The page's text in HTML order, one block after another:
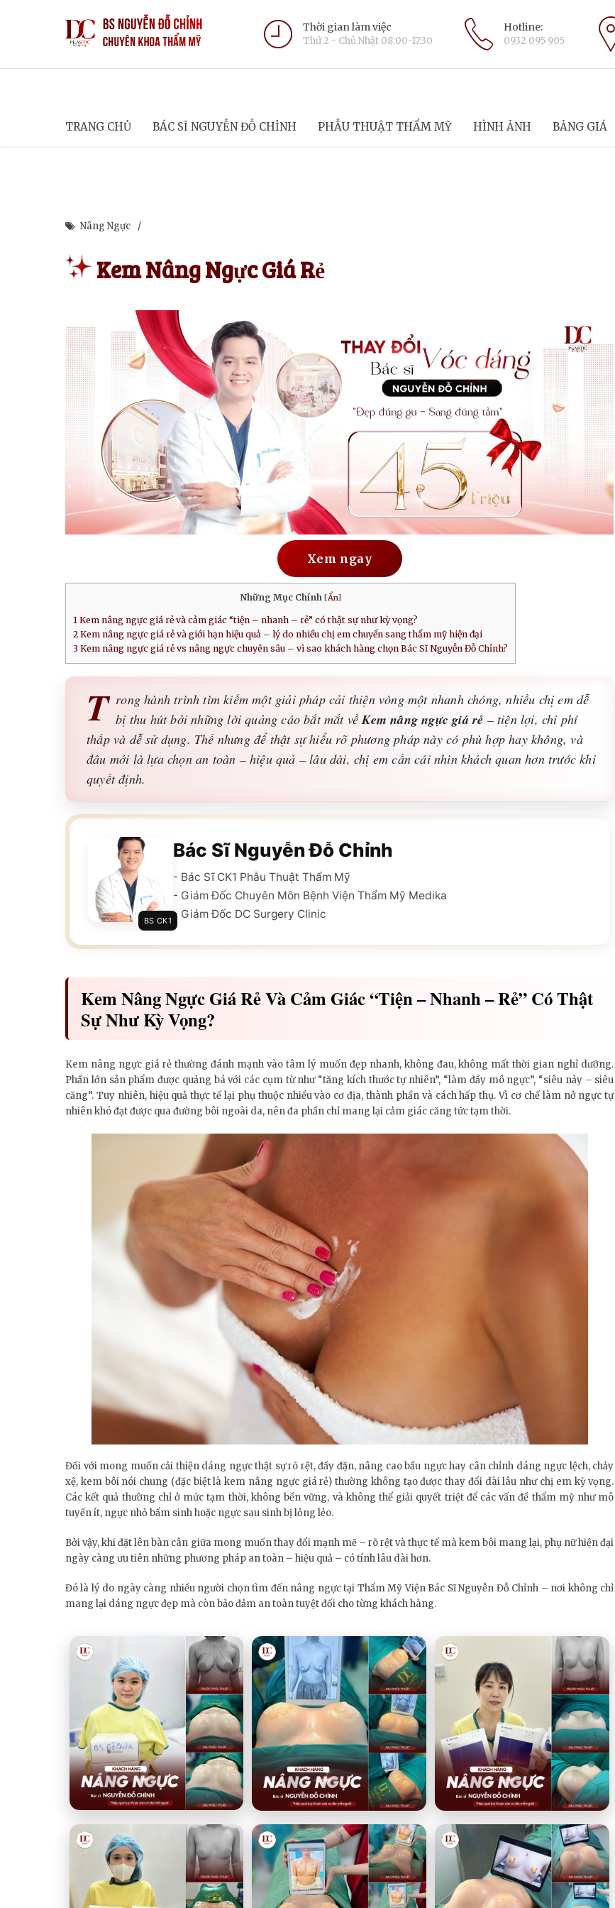
Thời gian làm việc
Thứ 2 - Chủ Nhật 08:00-17:30
Hotline:
0932 095 905
TRANG CHỦ BÁC SĨ NGUYỄN ĐỖ CHỈNH PHẪU THUẬT THẨM MỸ HÌNH ẢNH BẢNG GIÁ
Nâng Ngực
Kem Nâng Ngực Giá Rẻ
Xem ngay
Những Mục Chính [Ẩn]
1 Kem nâng ngực giá rẻ và cảm giác “tiện – nhanh – rẻ” có thật sự như kỳ vọng?
2 Kem nâng ngực giá rẻ và giới hạn hiệu quả – lý do nhiều chị em chuyển sang thẩm mỹ hiện đại
3 Kem nâng ngực giá rẻ vs nâng ngực chuyên sâu – vì sao khách hàng chọn Bác Sĩ Nguyễn Đỗ Chỉnh?
T rong hành trình tìm kiếm một giải pháp cải thiện vòng một nhanh chóng, nhiều chị em dễ
bị thu hút bởi những lời quảng cáo bắt mắt vềKem nâng ngực giá rẻ – tiện lợi, chi phí
thấp và dễ sử dụng. Thế nhưng để thật sự hiểu rõ phương pháp này có phù hợp hay không, và
đâu mới là lựa chọn an toàn – hiệu quả – lâu dài, chị em cần cái nhìn khách quan hơn trước khi
quyết định.
BS CK1
Bác Sĩ Nguyễn Đỗ Chỉnh
- Bác Sĩ CK1 Phẫu Thuật Thẩm Mỹ
- Giám Đốc Chuyên Môn Bệnh Viện Thẩm Mỹ Medika
- Giám Đốc DC Surgery Clinic
Kem Nâng Ngực Giá Rẻ Và Cảm Giác “tiện – Nhanh – Rẻ” Có Thật
Sự Như Kỳ Vọng?
Kem nâng ngực giá rẻ thường đánh mạnh vào tâm lý muốn đẹp nhanh, không đau, không mất thời gian nghỉ dưỡng.
Phần lớn sản phẩm được quảng bá với các cụm từ như “tăng kích thước tự nhiên”, “làm đầy mô ngực”, “siêu nảy – siêu
căng”. Tuy nhiên, hiệu quả thực tế lại phụ thuộc nhiều vào cơ địa, thành phần và cách hấp thụ. Vì cơ chế làm nở ngực tự
nhiên khó đạt được qua đường bôi ngoài da, nên đa phần chỉ mang lại cảm giác căng tức tạm thời.
Đối với mong muốn cải thiện dáng ngực thật sự rõ rệt, đầy đặn, nâng cao bầu ngực hay cân chỉnh dáng ngực lệch, chảy
xệ, kem bôi nói chung (đặc biệt là kem nâng ngực giá rẻ) thường không tạo được thay đổi dài lâu như chị em kỳ vọng.
Các kết quả thường chỉ ở mức tạm thời, không bền vững, và không thể giải quyết triệt để các vấn đề thẩm mỹ như mô
tuyến ít, ngực nhỏ bẩm sinh hoặc ngực sau sinh bị lỏng lẻo.
Bởi vậy, khi đặt lên bàn cân giữa mong muốn thay đổi mạnh mẽ – rõ rệt và thực tế mà kem bôi mang lại, phụ nữ hiện đại
ngày càng ưu tiên những phương pháp an toàn – hiệu quả – có tính lâu dài hơn.
Đó là lý do ngày càng nhiều người chọn tìm đến nâng ngực tại Thẩm Mỹ Viện Bác Sĩ Nguyễn Đỗ Chỉnh – nơi không chỉ
mang lại dáng ngực đẹp mà còn bảo đảm an toàn tuyệt đối cho từng khách hàng.